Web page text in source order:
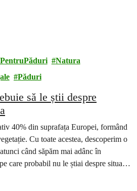
Natura
Păduri
să le știi despre
40% din suprafața Europei, formând
Cu toate acestea, descoperim o
când săpăm mai adânc în
care probabil nu le știai despre situația